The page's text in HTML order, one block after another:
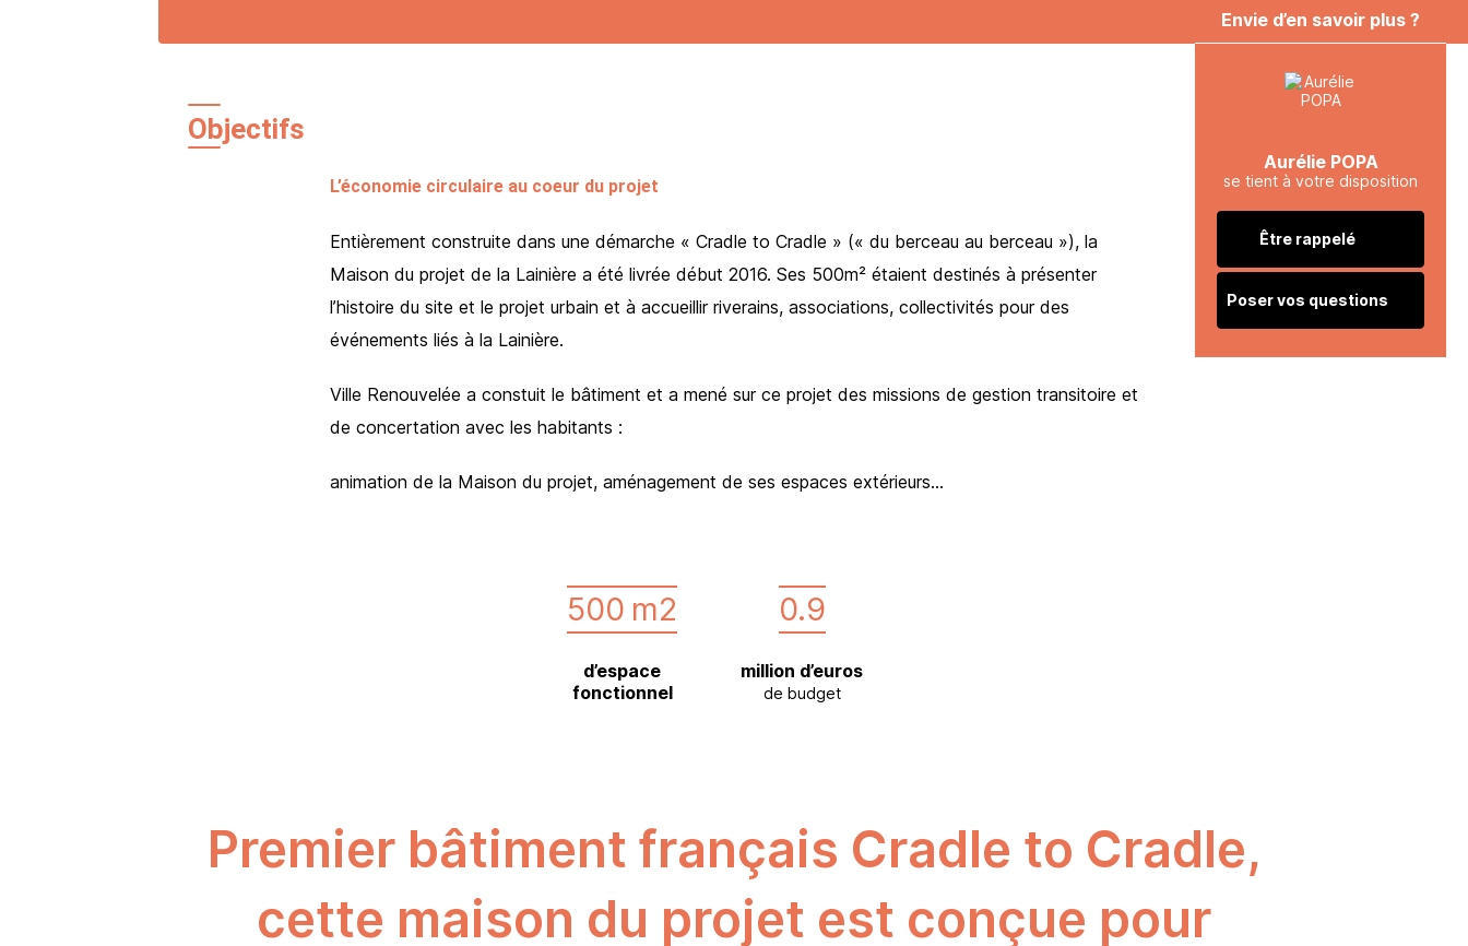
Envie d’en savoir plus ?
Aurélie POPA
se tient à votre disposition
Être rappelé
Poser vos questions
Objectifs
L’économie circulaire au coeur du projet
Entièrement construite dans une démarche « Cradle to Cradle » (« du berceau au berceau »), la
Maison du projet de la Lainière a été livrée début 2016. Ses 500m² étaient destinés à présenter
l’histoire du site et le projet urbain et à accueillir riverains, associations, collectivités pour des
événements liés à la Lainière.
Ville Renouvelée a constuit le bâtiment et a mené sur ce projet des missions de gestion transitoire et
de concertation avec les habitants :
animation de la Maison du projet, aménagement de ses espaces extérieurs…
500 m2
d’espace
fonctionnel
0.9
million d’euros
de budget
Premier bâtiment français Cradle to Cradle,
cette maison du projet est conçue pour